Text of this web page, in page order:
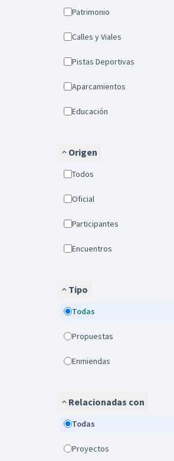
Patrimonio
Calles y Viales
Pistas Deportivas
Aparcamientos
Educación
Origen
Todos
Oficial
Participantes
Encuentros
Tipo
Todas
Propuestas
Enmiendas
Relacionadas con
Todas
Proyectos